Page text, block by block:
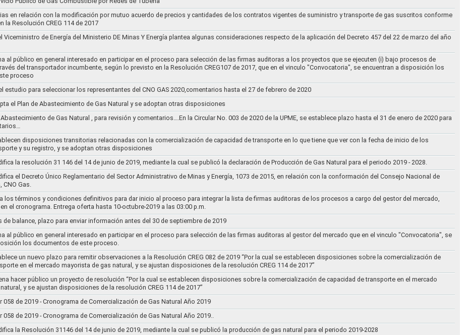
en relación con la modificación por mutuo acuerdo de precios y cantidades de los contratos vigentes de suministro y transporte de gas suscritos conforme
la Resolución CREG 114 de 2017
Viceministro de Energía del Ministerio DE Minas Y Energía plantea algunas consideraciones respecto de la aplicación del Decreto 457 del 22 de marzo del año
al público en general interesado en participar en el proceso para selección de las firmas auditoras a los proyectos que se ejecuten (i) bajo procesos de
del transportador incumbente, según lo previsto en la Resolución CREG107 de 2017, que en el vinculo "Convocatoria", se encuentran a disposición los
proceso
estudio para seleccionar los representantes del CNO GAS 2020,comentarios hasta el 27 de febrero de 2020
el Plan de Abastecimiento de Gas Natural y se adoptan otras disposiciones
de Gas Natural , para revisión y comentarios….En la Circular No. 003 de 2020 de la UPME, se establece plazo hasta el 31 de enero de 2020 para
disposiciones transitorias relacionadas con la comercialización de capacidad de transporte en lo que tiene que ver con la fecha de inicio de los
y su registro, y se adoptan otras disposiciones
la resolución 31 146 del 14 de junio de 2019, mediante la cual se publicó la declaración de Producción de Gas Natural para el periodo 2019 - 2028.
el Decreto Único Reglamentario del Sector Administrativo de Minas y Energía, 1073 de 2015, en relación con la conformación del Consejo Nacional de
CNO Gas.
los términos y condiciones definitivos para dar inicio al proceso para integrar la lista de firmas auditoras de los procesos a cargo del gestor del mercado,
el cronograma. Entrega oferta hasta 10-octubre-2019 a las 03:00 p.m.
de balance, plazo para enviar información antes del 30 de septiembre de 2019
al público en general interesado en participar en el proceso para selección de las firmas auditoras al gestor del mercado que en el vinculo "Convocatoria", se
los documentos de este proceso.
un nuevo plazo para remitir observaciones a la Resolución CREG 082 de 2019 “Por la cual se establecen disposiciones sobre la comercialización de
en el mercado mayorista de gas natural, y se ajustan disposiciones de la resolución CREG 114 de 2017”
hacer público un proyecto de resolución “Por la cual se establecen disposiciones sobre la comercialización de capacidad de transporte en el mercado
y se ajustan disposiciones de la resolución CREG 114 de 2017”
058 de 2019 - Cronograma de Comercialización de Gas Natural Año 2019
058 de 2019 - Cronograma de Comercialización de Gas Natural Año 2019..
la Resolución 31146 del 14 de junio de 2019, mediante la cual se publicó la producción de gas natural para el periodo 2019-2028